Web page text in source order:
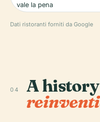
vale la pena
Dati ristoranti forniti da Google
04 A